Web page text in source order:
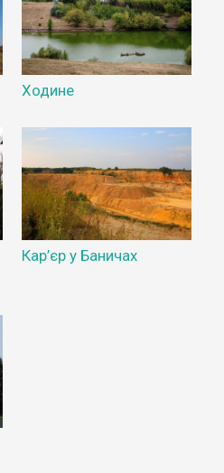
Ходине
Кар’єр у Баничах